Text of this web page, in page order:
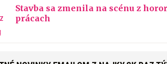
Stavba sa zmenila na scénu z
prácach